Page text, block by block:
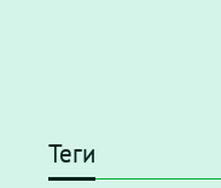
Теги